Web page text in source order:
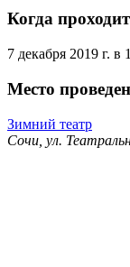
Когда проходит
7 декабря 2019 г. в
Место
Зимний театр
Сочи, ул.